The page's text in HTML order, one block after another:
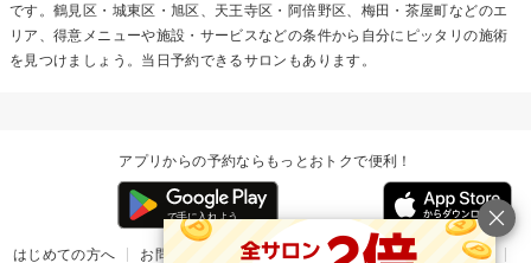
です。鶴見区・城東区・旭区、天王寺区・阿倍野区、梅田・茶屋町などのエ
リア、得意メニューや施設・サービスなどの条件から自分にピッタリの施術
を見つけましょう。当日予約できるサロンもあります。
アプリからの予約ならもっとおトクで便利！
はじめての方へ お問い合わせ ヘルプ リリース情報 利用規約